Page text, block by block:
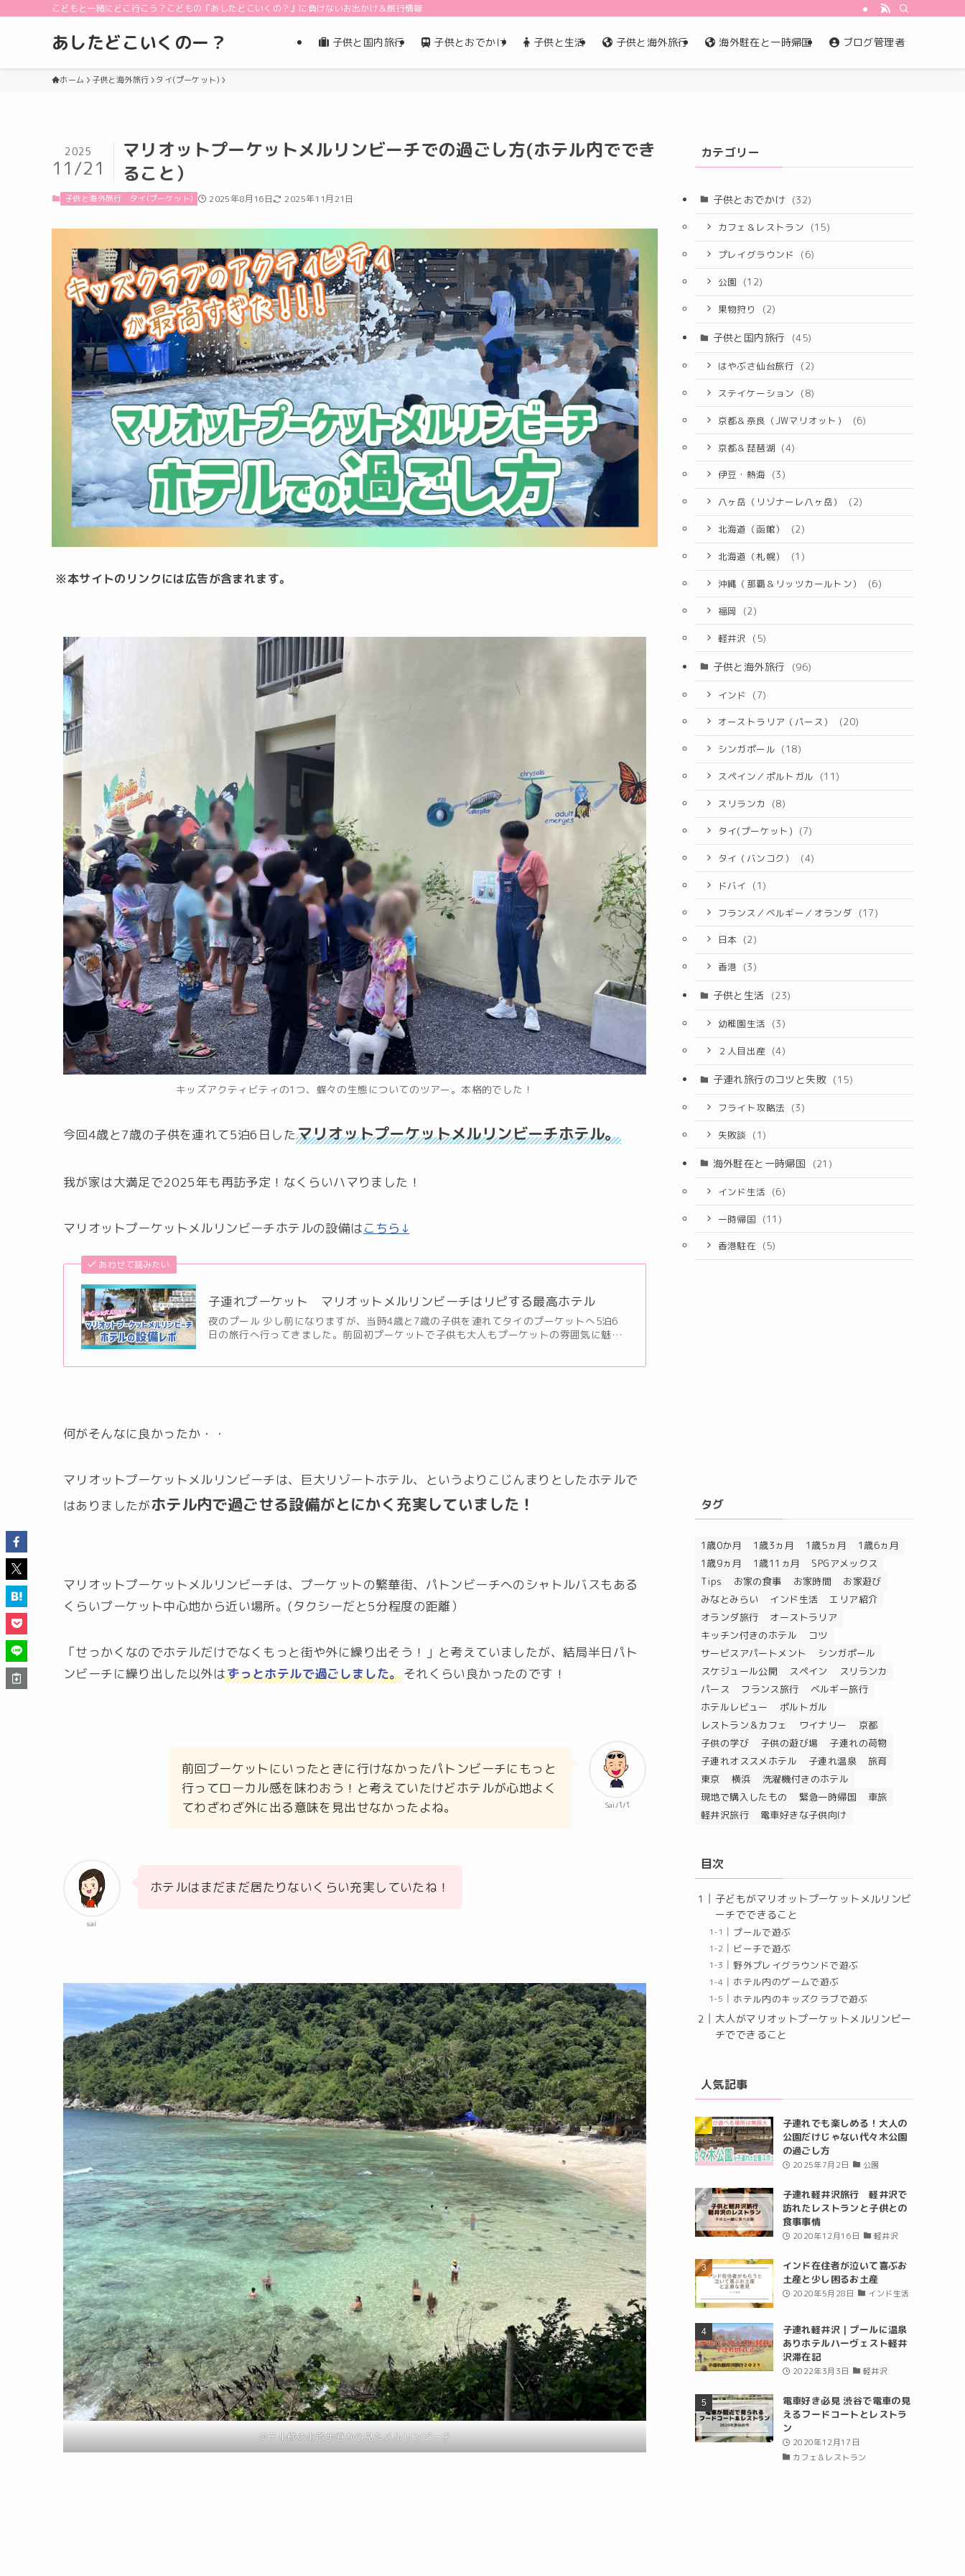
こどもと一緒にどこ行こう？こどもの『あしたどこいくの？』に負けないお出かけ＆旅行情報
あしたどこいくのー？ 子供と国内旅行 子供とおでかけ 子供と生活 子供と海外旅行 海外駐在と一時帰国 ブログ管理者
ホーム 子供と海外旅行 タイ(プーケット)
マリオットプーケットメルリンビーチでの過ごし方(ホテル内ででき
ること）
2025
11/21
子供と海外旅行 タイ(プーケット) 2025年8月16日 2025年11月21日
※本サイトのリンクには広告が含まれます。
キッズアクティビティの1つ、蝶々の生態についてのツアー。本格的でした！
今回4歳と7歳の子供を連れて5泊6日したマリオットプーケットメルリンビーチホテル。
我が家は大満足で2025年も再訪予定！なくらいハマりました！
マリオットプーケットメルリンビーチホテルの設備はこちら↓
あわせて読みたい
子連れプーケット マリオットメルリンビーチはリピする最高ホテル
夜のプール 少し前になりますが、当時4歳と7歳の子供を連れてタイのプーケットへ5泊6
日の旅行へ行ってきました。前回初プーケットで子供も大人もプーケットの雰囲気に魅…
何がそんなに良かったか・・
マリオットプーケットメルリンビーチは、巨大リゾートホテル、というよりこじんまりとしたホテルで
はありましたがホテル内で過ごせる設備がとにかく充実していました！
マリオットプーケットメルリンビーチは、プーケットの繁華街、パトンビーチへのシャトルバスもある
くらいプーケット中心地から近い場所。(タクシーだと5分程度の距離）
「せっかくなのでホテルだけでなくもっと街や外に繰り出そう！」と考えていましたが、結局半日パト
ンビーチに繰り出した以外はずっとホテルで過ごしました。それくらい良かったのです！
Saiパパ
前回プーケットにいったときに行けなかったパトンビーチにもっと
行ってローカル感を味わおう！と考えていたけどホテルが心地よく
てわざわざ外に出る意味を見出せなかったよね。
sai
ホテルはまだまだ居たりないくらい充実していたね！
ホテル横のお散歩道から見たメルリンビーチ
カテゴリー
子供とおでかけ (32)
カフェ＆レストラン (15)
プレイグラウンド (6)
公園 (12)
果物狩り (2)
子供と国内旅行 (45)
はやぶさ仙台旅行 (2)
ステイケーション (8)
京都＆奈良（JWマリオット） (6)
京都＆琵琶湖 (4)
伊豆・熱海 (3)
八ヶ岳（リゾナーレ八ヶ岳） (2)
北海道（函館） (2)
北海道（札幌） (1)
沖縄（那覇＆リッツカールトン） (6)
福岡 (2)
軽井沢 (5)
子供と海外旅行 (96)
インド (7)
オーストラリア（パース） (20)
シンガポール (18)
スペイン／ポルトガル (11)
スリランカ (8)
タイ(プーケット) (7)
タイ（バンコク） (4)
ドバイ (1)
フランス／ベルギー／オランダ (17)
日本 (2)
香港 (3)
子供と生活 (23)
幼稚園生活 (3)
２人目出産 (4)
子連れ旅行のコツと失敗 (15)
フライト攻略法 (3)
失敗談 (1)
海外駐在と一時帰国 (21)
インド生活 (6)
一時帰国 (11)
香港駐在 (5)
タグ
1歳0か月 1歳3ヵ月 1歳5ヵ月
1歳6ヵ月
1歳9ヵ月
1歳11ヵ月
SPGアメックス
Tips
お家の食事 お家時間
お家遊び
みなとみらい
インド生活
エリア紹介
オランダ旅行
オーストラリア
キッチン付きのホテル
コツ
サービスアパートメント
シンガポール
スケジュール公開
スペイン
スリランカ
パース
フランス旅行
ベルギー旅行
ホテルレビュー
ポルトガル
レストラン＆カフェ
ワイナリー
京都
子供の学び
子供の遊び場
子連れの荷物
子連れオススメホテル
子連れ温泉
旅育
東京
横浜
洗濯機付きのホテル
現地で購入したもの
緊急一時帰国
車旅
軽井沢旅行
電車好きな子供向け
目次
子どもがマリオットプーケットメルリンビ
ーチでできること
プールで遊ぶ
ビーチで遊ぶ
野外プレイグラウンドで遊ぶ
ホテル内のゲームで遊ぶ
ホテル内のキッズクラブで遊ぶ
大人がマリオットプーケットメルリンビー
チでできること
人気記事
子連れでも楽しめる！大人の
公園だけじゃない代々木公園
の過ごし方
2025年7月2日 公園
子連れ軽井沢旅行 軽井沢で
訪れたレストランと子供との
食事事情
2020年12月16日 軽井沢
インド在住者が泣いて喜ぶお
土産と少し困るお土産
2020年5月28日 インド生活
子連れ軽井沢｜プールに温泉
ありホテルハーヴェスト軽井
沢滞在記
2022年3月3日 軽井沢
電車好き必見 渋谷で電車の見
えるフードコートとレストラ
ン
2020年12月17日
カフェ＆レストラン